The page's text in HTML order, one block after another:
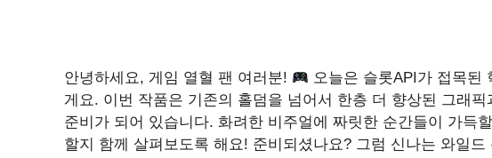
안녕하세요, 게임 열혈 팬 여러분!
오늘은 슬롯API가 접목된
게요. 이번 작품은 기존의 홀덤을 넘어서 한층 더 향상된 그래
준비가 되어 있습니다. 화려한 비주얼에 짜릿한 순간들이 가득
할지 함께 살펴보도록 해요! 준비되셨나요? 그럼 신나는 와일